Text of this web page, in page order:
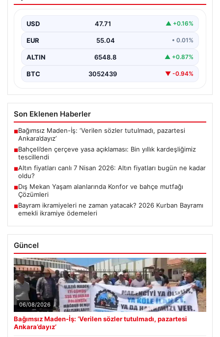
USD 47.71 ▲ +0.16%
EUR 55.04 • 0.01%
ALTIN 6548.8 ▲ +0.87%
BTC 3052439 ▼ -0.94%
Son Eklenen Haberler
■Bağımsız Maden-İş: ‘Verilen sözler tutulmadı, pazartesi
Ankara’dayız’
■Bahçeli’den çerçeve yasa açıklaması: Bin yıllık kardeşliğimiz
tescillendi
■Altın fiyatları canlı 7 Nisan 2026: Altın fiyatları bugün ne kadar
oldu?
■Dış Mekan Yaşam alanlarında Konfor ve bahçe mutfağı
Çözümleri
■Bayram ikramiyeleri ne zaman yatacak? 2026 Kurban Bayramı
emekli ikramiye ödemeleri
Güncel
06/08/2026
Bağımsız Maden-İş: ‘Verilen sözler tutulmadı, pazartesi
Ankara’dayız’